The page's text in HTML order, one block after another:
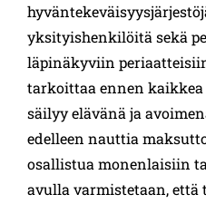
yksityishenkilöitä sekä
läpinäkyviin
tarkoittaa ennen kaikkea
säilyy elävänä ja
edelleen nauttia
osallistua monenlaisiin
avulla varmistetaan, että